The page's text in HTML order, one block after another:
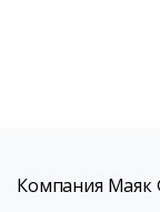
Компания Маяк